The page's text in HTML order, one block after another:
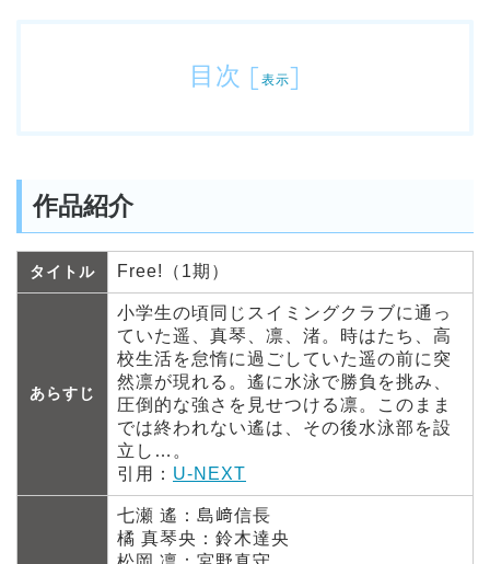
目次 [ 表示]
作品紹介
タイトル Free!（1期）
あらすじ
小学生の頃同じスイミングクラブに通っ
ていた遥、真琴、凛、渚。時はたち、高
校生活を怠惰に過ごしていた遥の前に突
然凛が現れる。遙に水泳で勝負を挑み、
圧倒的な強さを見せつける凛。このまま
では終われない遙は、その後水泳部を設
立し…。
引用： U-NEXT
七瀬 遙：島﨑信長
橘 真琴央：鈴木達央